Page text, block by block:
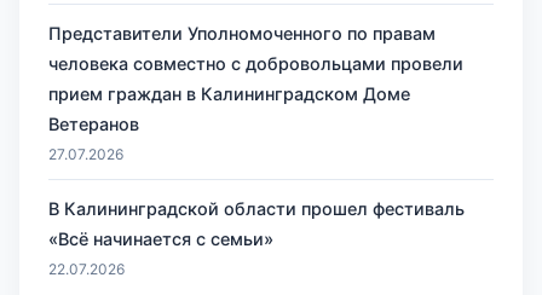
Представители Уполномоченного по правам
человека совместно с добровольцами провели
прием граждан в Калининградском Доме
Ветеранов
27.07.2026
В Калининградской области прошел фестиваль
«Всё начинается с семьи»
22.07.2026